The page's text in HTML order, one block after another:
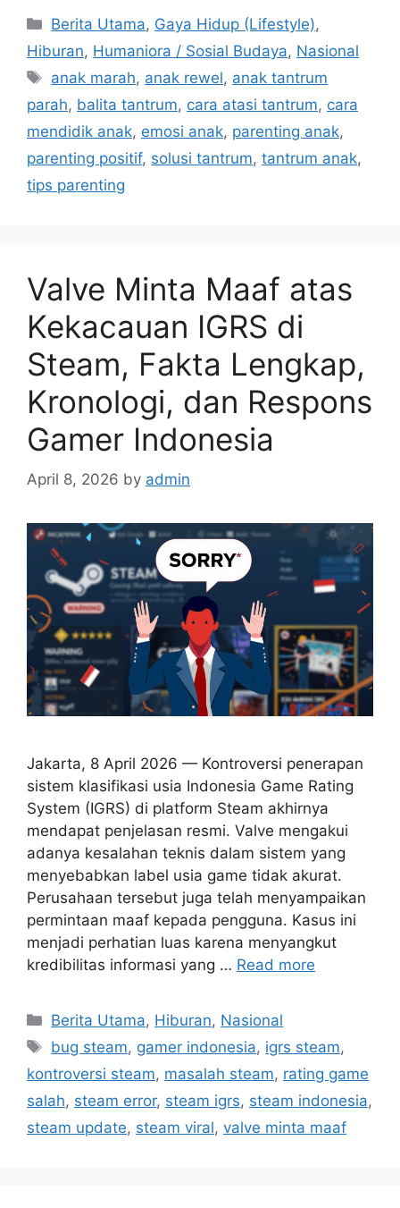
C
a
e
g
o
r
e
Berita Utama, Gaya Hidup (Lifestyle),
Hiburan, Humaniora / Sosial Budaya, Nasional
T
a
s
anak marah, anak rewel, anak tantrum
parah, balita tantrum, cara atasi tantrum, cara
mendidik anak, emosi anak, parenting anak,
parenting positif, solusi tantrum, tantrum anak,
tips parenting
Valve Minta Maaf atas
Kekacauan IGRS di
Steam, Fakta Lengkap,
Kronologi, dan Respons
Gamer Indonesia
April 8, 2026 by admin
Jakarta, 8 April 2026 — Kontroversi penerapan
sistem klasifikasi usia Indonesia Game Rating
System (IGRS) di platform Steam akhirnya
mendapat penjelasan resmi. Valve mengakui
adanya kesalahan teknis dalam sistem yang
menyebabkan label usia game tidak akurat.
Perusahaan tersebut juga telah menyampaikan
permintaan maaf kepada pengguna. Kasus ini
menjadi perhatian luas karena menyangkut
kredibilitas informasi yang … Read more
C
a
e
g
o
Berita Utama, Hiburan, Nasional
T
a
s
bug steam, gamer indonesia, igrs steam,
kontroversi steam, masalah steam, rating game
salah, steam error, steam igrs, steam indonesia,
steam update, steam viral, valve minta maaf